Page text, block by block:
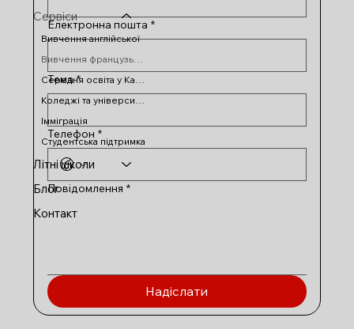
Сервіси
Вивчення англійської
Імміграція
Студентська підтримка
Літні школи
Блог
Контакт
Електронна пошта *
Тема *
Телефон *
Повідомлення *
Надіслати